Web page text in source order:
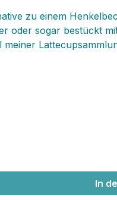
zu einem
oder sogar bestückt
In